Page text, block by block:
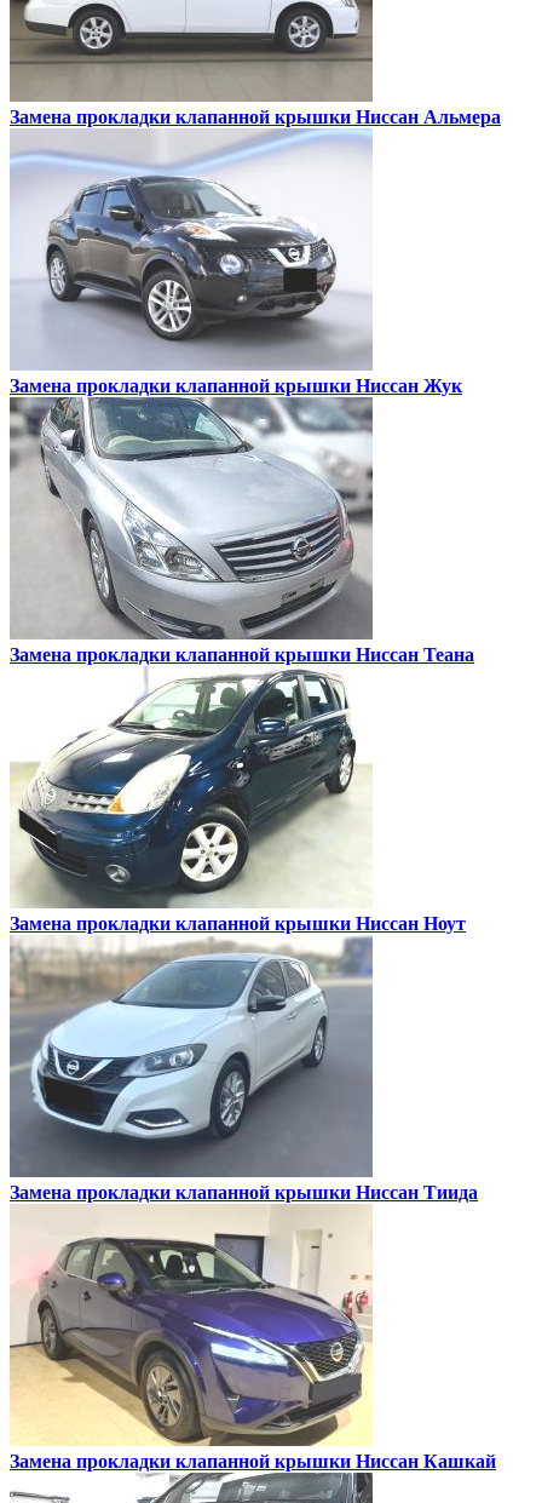
Замена прокладки клапанной крышки Ниссан Альмера
Замена прокладки клапанной крышки Ниссан Жук
Замена прокладки клапанной крышки Ниссан Теана
Замена прокладки клапанной крышки Ниссан Ноут
Замена прокладки клапанной крышки Ниссан Тиида
Замена прокладки клапанной крышки Ниссан Кашкай